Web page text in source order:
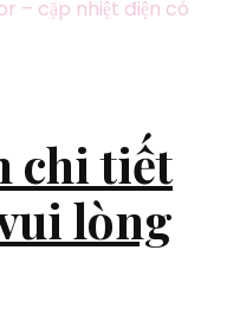
– cặp nhiệt điện có
chi tiết
lòng